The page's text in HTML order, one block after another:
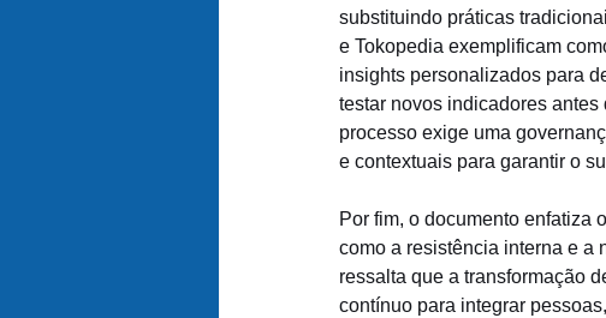
substituindo práticas
e Tokopedia exemplificam
insights personalizados para
testar novos indicadores
processo exige uma
e contextuais para garantir o
Por fim, o documento enfatiza
como a resistência interna e a
ressalta que a transformação
contínuo para integrar